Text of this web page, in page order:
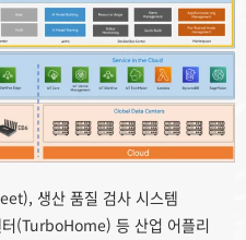
생산 품질 검사 시스템
(TurboHome) 등 산업 어플리